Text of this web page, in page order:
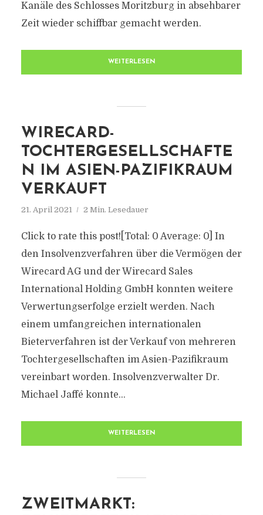
Kanäle des Schlosses Moritzburg in absehbarer
Zeit wieder schiffbar gemacht werden.
WEITERLESEN
WIRECARD-
TOCHTERGESELLSCHAFTE
N IM ASIEN-PAZIFIKRAUM
VERKAUFT
21. April 2021 2 Min. Lesedauer
Click to rate this post![Total: 0 Average: 0] In
den Insolvenzverfahren über die Vermögen der
Wirecard AG und der Wirecard Sales
International Holding GmbH konnten weitere
Verwertungserfolge erzielt werden. Nach
einem umfangreichen internationalen
Bieterverfahren ist der Verkauf von mehreren
Tochtergesellschaften im Asien-Pazifikraum
vereinbart worden. Insolvenzverwalter Dr.
Michael Jaffé konnte...
WEITERLESEN
ZWEITMARKT: